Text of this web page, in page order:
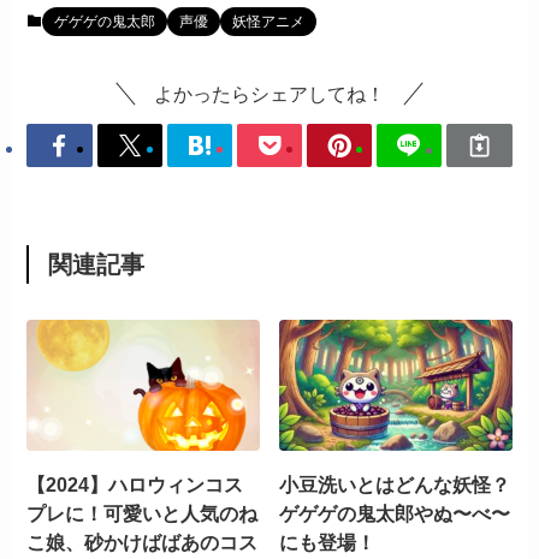
ゲゲゲの鬼太郎 声優 妖怪アニメ
よかったらシェアしてね！
関連記事
【2024】ハロウィンコス
プレに！可愛いと人気のね
こ娘、砂かけばばあのコス
小豆洗いとはどんな妖怪？
ゲゲゲの鬼太郎やぬ〜べ〜
にも登場！